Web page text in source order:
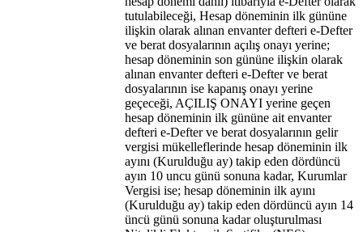
tutulabileceği, Hesap döneminin ilk gününe
ilişkin olarak alınan envanter defteri e-Defter
ve berat dosyalarının açılış onayı yerine;
hesap döneminin son gününe ilişkin olarak
alınan envanter defteri e-Defter ve berat
dosyalarının ise kapanış onayı yerine
geçeceği, AÇILIŞ ONAYI yerine geçen
hesap döneminin ilk gününe ait envanter
defteri e-Defter ve berat dosyalarının gelir
vergisi mükelleflerinde hesap döneminin ilk
ayını (Kurulduğu ay) takip eden dördüncü
ayın 10 uncu günü sonuna kadar, Kurumlar
Vergisi ise; hesap döneminin ilk ayını
(Kurulduğu ay) takip eden dördüncü ayın 14
üncü günü sonuna kadar oluşturulması